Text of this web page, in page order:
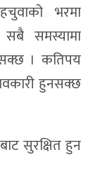
भरमा
समस्यामा
। कतिपय
हुनसक्छ
सुरक्षित हुन